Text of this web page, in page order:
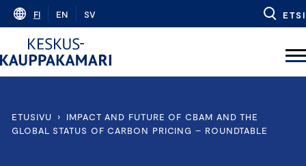
Skip
content
FI EN SV ETSI
ETUSIVU ›
IMPACT AND FUTURE OF CBAM AND THE
GLOBAL STATUS OF CARBON PRICING – ROUNDTABLE